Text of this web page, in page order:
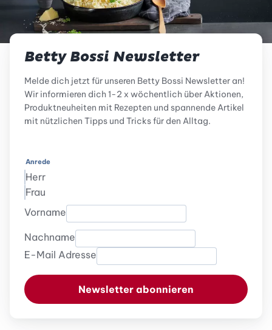
Betty Bossi Newsletter
Melde dich jetzt für unseren Betty Bossi Newsletter an!
Wir informieren dich 1-2 x wöchentlich über Aktionen,
Produktneuheiten mit Rezepten und spannende Artikel
mit nützlichen Tipps und Tricks für den Alltag.
Anrede
Herr
Frau
Vorname
Nachname
E-Mail Adresse
Newsletter abonnieren